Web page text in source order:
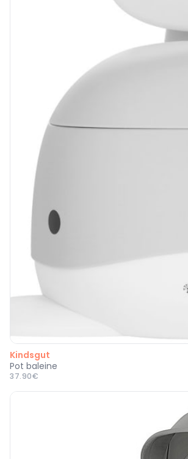
Kindsgut
Pot baleine
37.90€